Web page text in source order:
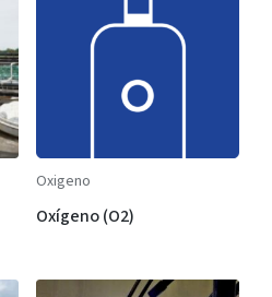
Oxigeno
Oxígeno (O2)